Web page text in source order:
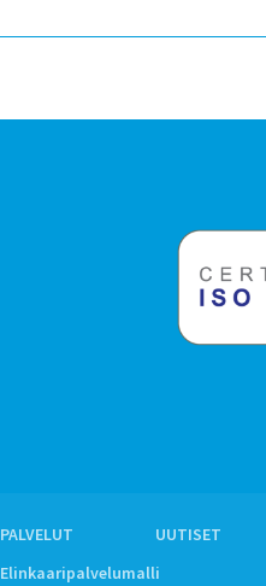
PALVELUT
Elinkaaripalvelumalli
UUTISET